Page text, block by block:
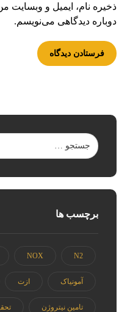
ذخیره نام، ایمیل و وبسایت
دوباره دیدگاهی می‌نویسم.
برچسب ها
N2
NOX
آمونیاک ازت
تامین نیتروژن